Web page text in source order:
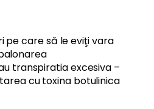
pe care să le eviţi vara
transpiratia excesiva –
cu toxina botulinica